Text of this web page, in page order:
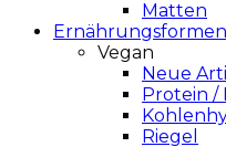
Matten
Ernährungsformen
Vegan
Neue
Protein /
Riegel